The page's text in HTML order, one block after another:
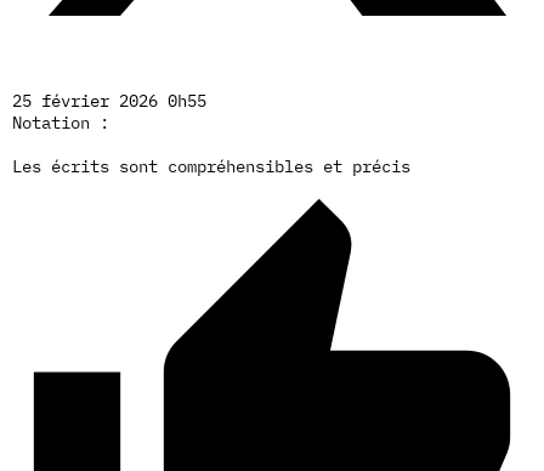
25 février 2026 0h55
Notation :
Les écrits sont compréhensibles et précis